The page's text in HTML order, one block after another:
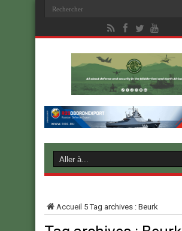
Accueil 5Tag archives : Beurk